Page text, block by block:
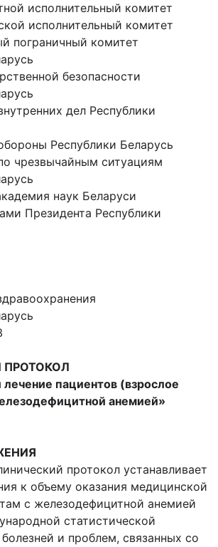
исполнительный комитет
исполнительный комитет
пограничный комитет
безопасности
дел Республики
Республики Беларусь
чрезвычайным ситуациям
наук Беларуси
Президента Республики
ПРОТОКОЛ
лечение пациентов (взрослое
анемией»
протокол устанавливает
к объему оказания медицинской
с железодефицитной анемией
статистической
и проблем, связанных со